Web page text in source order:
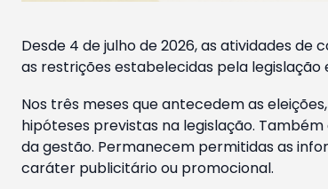
Desde 4 de julho de 2026, as atividades
as restrições estabelecidas pela legislação
Nos três meses que antecedem as
hipóteses previstas na legislação.
da gestão. Permanecem permitidas as
caráter publicitário ou promocional.